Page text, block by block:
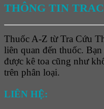
THÔNG TIN
Thuốc A-Z từ Tra Cứu
liên quan đến thuốc.
được kê toa cũng như
trên phân loại.
LIÊN HỆ: